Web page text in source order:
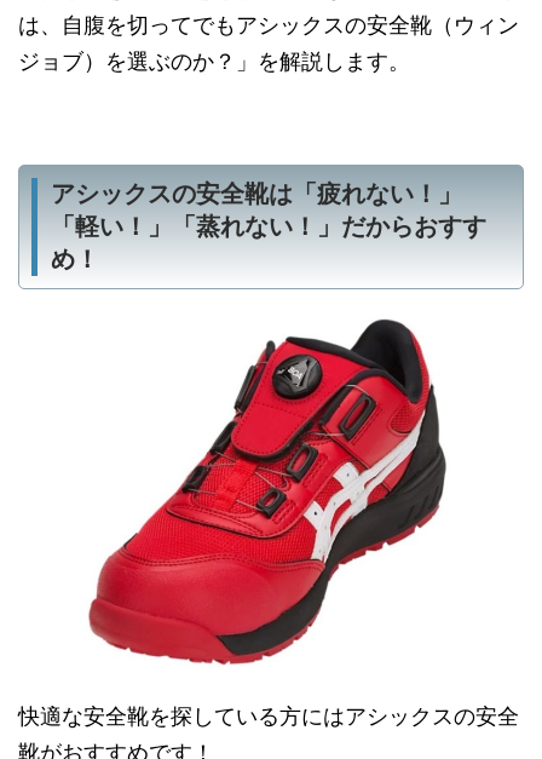
は、自腹を切ってでもアシックスの安全靴（ウィン
ジョブ）を選ぶのか？」を解説します。
アシックスの安全靴は「疲れない！」
「軽い！」「蒸れない！」だからおすす
め！
快適な安全靴を探している方にはアシックスの安全
靴がおすすめです！